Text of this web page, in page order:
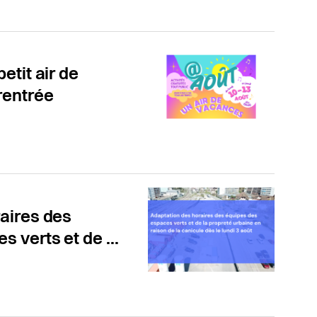
air de
des
verts et de ...